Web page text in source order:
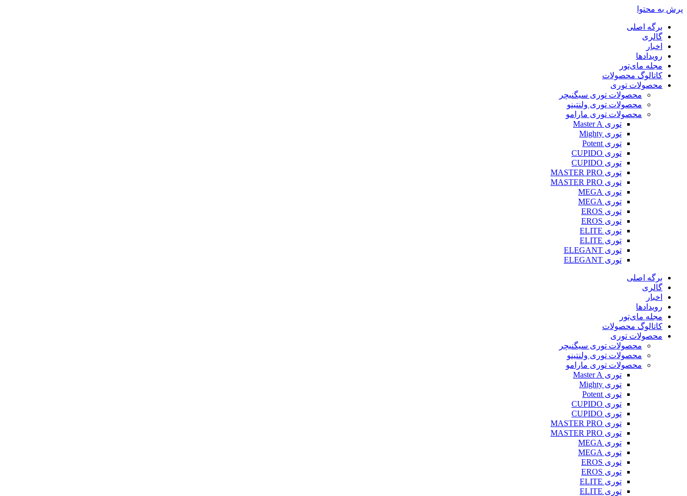
پرش به محتوا
برگه اصلی
گالری
اخبار
رویدادها
مجله مای‌تور
کاتالوگ محصولات
محصولات توری
محصولات توری سیگنیچر
محصولات توری ولنتینو
محصولات توری مارامو
توری Master A
توری Mighty
توری Potent
توری CUPIDO
توری CUPIDO
توری MASTER PRO
توری MASTER PRO
توری MEGA
توری MEGA
توری EROS
توری EROS
توری ELITE
توری ELITE
توری ELEGANT
توری ELEGANT
برگه اصلی
گالری
اخبار
رویدادها
مجله مای‌تور
کاتالوگ محصولات
محصولات توری
محصولات توری سیگنیچر
محصولات توری ولنتینو
محصولات توری مارامو
توری Master A
توری Mighty
توری Potent
توری CUPIDO
توری CUPIDO
توری MASTER PRO
توری MASTER PRO
توری MEGA
توری MEGA
توری EROS
توری EROS
توری ELITE
توری ELITE